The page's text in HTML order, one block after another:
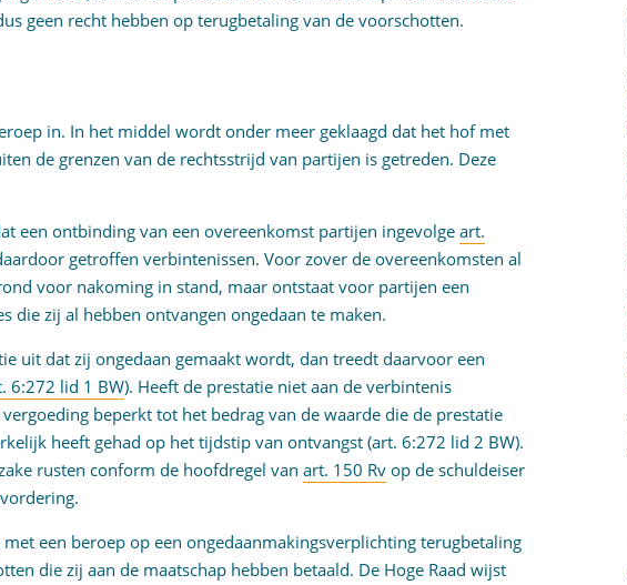
geen recht hebben op terugbetaling van de voorschotten.
in. In het middel wordt onder meer geklaagd dat het hof met
de grenzen van de rechtsstrijd van partijen is getreden. Deze
een ontbinding van een overeenkomst partijen ingevolgeart.
getroffen verbintenissen. Voor zover de overeenkomsten al
voor nakoming in stand, maar ontstaat voor partijen een
die zij al hebben ontvangen ongedaan te maken.
uit dat zij ongedaan gemaakt wordt, dan treedt daarvoor een
6:272 lid 1 BW). Heeft de prestatie niet aan de verbintenis
beperkt tot het bedrag van de waarde die de prestatie
heeft gehad op het tijdstip van ontvangst (art. 6:272 lid 2 BW).
rusten conform de hoofdregel vanart. 150 Rv op de schuldeiser
een beroep op een ongedaanmakingsverplichting terugbetaling
die zij aan de maatschap hebben betaald. De Hoge Raad wijst